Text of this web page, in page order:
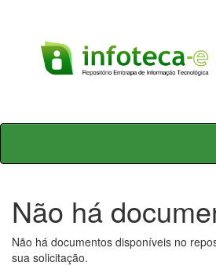
Skip
Não há
Não há documentos disponíveis no
sua solicitação.